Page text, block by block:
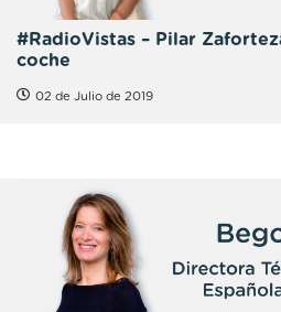
#RadioVistas – Pilar
coche
02 de Julio de 2019